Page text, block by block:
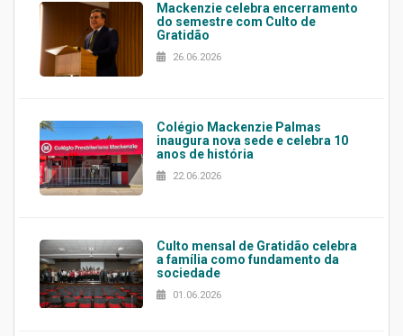
Mackenzie celebra encerramento
do semestre com Culto de
Gratidão
26.06.2026
Colégio Mackenzie Palmas
inaugura nova sede e celebra 10
anos de história
22.06.2026
Culto mensal de Gratidão celebra
a família como fundamento da
sociedade
01.06.2026